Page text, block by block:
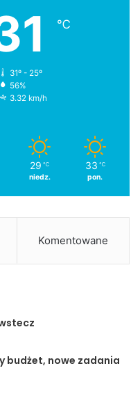
℃
31º - 25º
56%
3.32 km/h
29 ℃
niedz.
33 ℃
pon.
Komentowane
budżet, nowe zadania